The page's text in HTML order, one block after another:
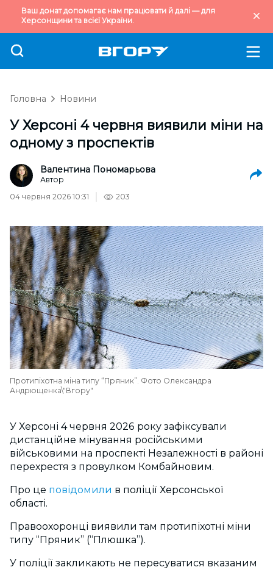
Ваш донат допомагає нам працювати й далі — для
Херсонщини та всієї України.
Головна Новини
У Херсоні 4 червня виявили міни на
одному з проспектів
Валентина Пономарьова
Автор
04 червня 2026 10:31
203
Протипіхотна міна типу “Пряник”. Фото Олександра
Андрющенка\"Вгору"
У Херсоні 4 червня 2026 року зафіксували
дистанційне мінування російськими
військовими на проспекті Незалежності в районі
перехрестя з провулком Комбайновим.
Про це повідомили в поліції Херсонської
області.
Правоохоронці виявили там протипіхотні міни
типу “Пряник” (“Плюшка”).
У поліції закликають не пересуватися вказаним